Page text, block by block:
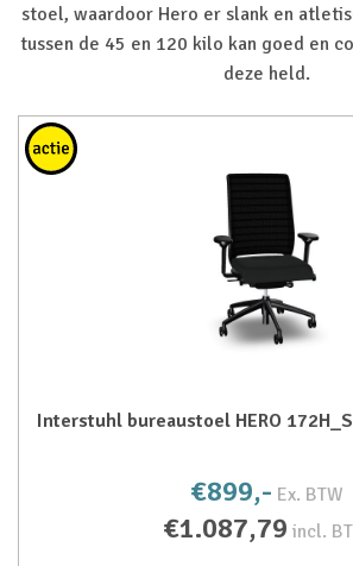
stoel, waardoor Hero er slank en
tussen de 45 en 120 kilo kan goed en
deze held.
Interstuhl bureaustoel HERO
€899,- Ex. BTW
€1.087,79 incl.